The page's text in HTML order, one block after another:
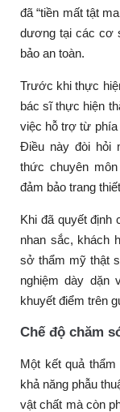
đã “tiền mất tật
dương tại các cơ
bảo an toàn.
Trước khi thực
bác sĩ thực hiện
việc hỗ trợ từ phía
Điều này đòi hỏi
thức chuyên
đảm bảo trang
Khi đã quyết định
nhan sắc, khách
sở thẩm mỹ thật
nghiệm dày dặn
khuyết điểm trên
Chế độ chăm
Một kết quả
khả năng phẫu
vật chất mà còn